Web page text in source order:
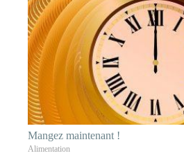
Mangez maintenant !
Alimentation